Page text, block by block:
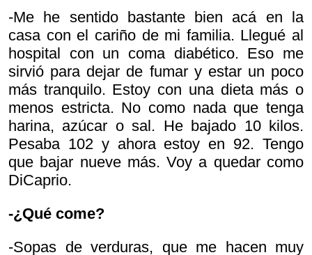
-Me he sentido bastante bien acá en la
casa con el cariño de mi familia. Llegué al
hospital con un coma diabético. Eso me
sirvió para dejar de fumar y estar un poco
más tranquilo. Estoy con una dieta más o
menos estricta. No como nada que tenga
harina, azúcar o sal. He bajado 10 kilos.
Pesaba 102 y ahora estoy en 92. Tengo
que bajar nueve más. Voy a quedar como
DiCaprio.
-¿Qué come?
-Sopas de verduras, que me hacen muy